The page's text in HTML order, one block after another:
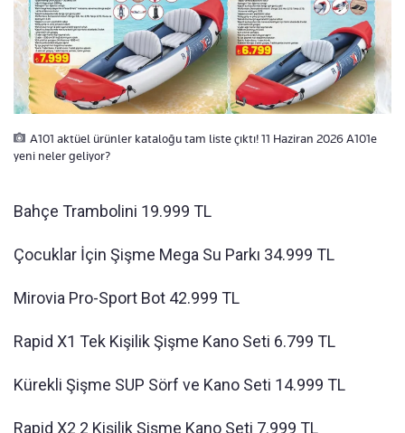
A101 aktüel ürünler kataloğu tam liste çıktı! 11 Haziran 2026 A101e
yeni neler geliyor?
Bahçe Trambolini 19.999 TL
Çocuklar İçin Şişme Mega Su Parkı 34.999 TL
Mirovia Pro-Sport Bot 42.999 TL
Rapid X1 Tek Kişilik Şişme Kano Seti 6.799 TL
Kürekli Şişme SUP Sörf ve Kano Seti 14.999 TL
Rapid X2 2 Kişilik Şişme Kano Seti 7.999 TL